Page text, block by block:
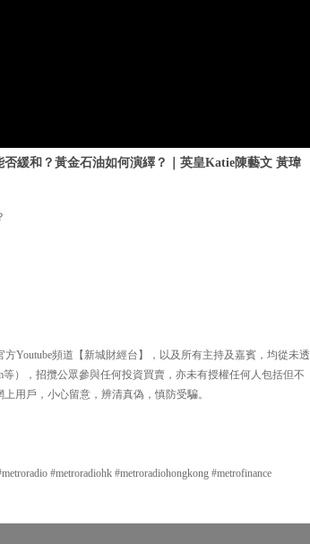
否緩和？黃金石油如何演繹？｜英皇Katie陳藝文 黃瑋
Youtube頻道【新城財經台】，以及所有主持及嘉賓，均從未透
等），招攬公眾參與任何投資買賣，亦未有授權任何人包括但不
用戶，小心留意，辨清真偽，慎防受騙。
#metroradiohk #metroradiohongkong #metrofinance